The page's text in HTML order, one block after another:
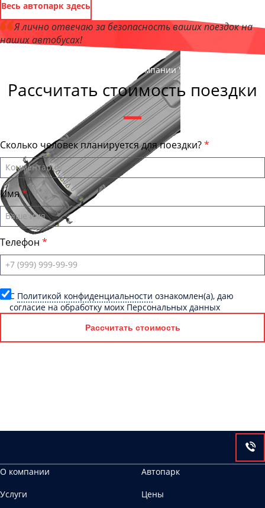
Весь автопарк здесь
Я лично отвечаю за безопасность ваших поездок на
наших автобусах!
, директор компании "ОрёлБас"
Рассчитать стоимость поездки
Сколько человек планируется для поездки?
Имя
Телефон
C Политикой конфиденциальности ознакомлен(а), даю
согласие на обработку моих Персональных данных
Рассчитать стоимость
О компании
Автопарк
Услуги
Цены